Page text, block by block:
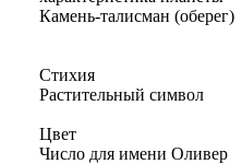
Камень-талисман (оберег)
Стихия
Растительный символ
Цвет
Число для имени Оливер